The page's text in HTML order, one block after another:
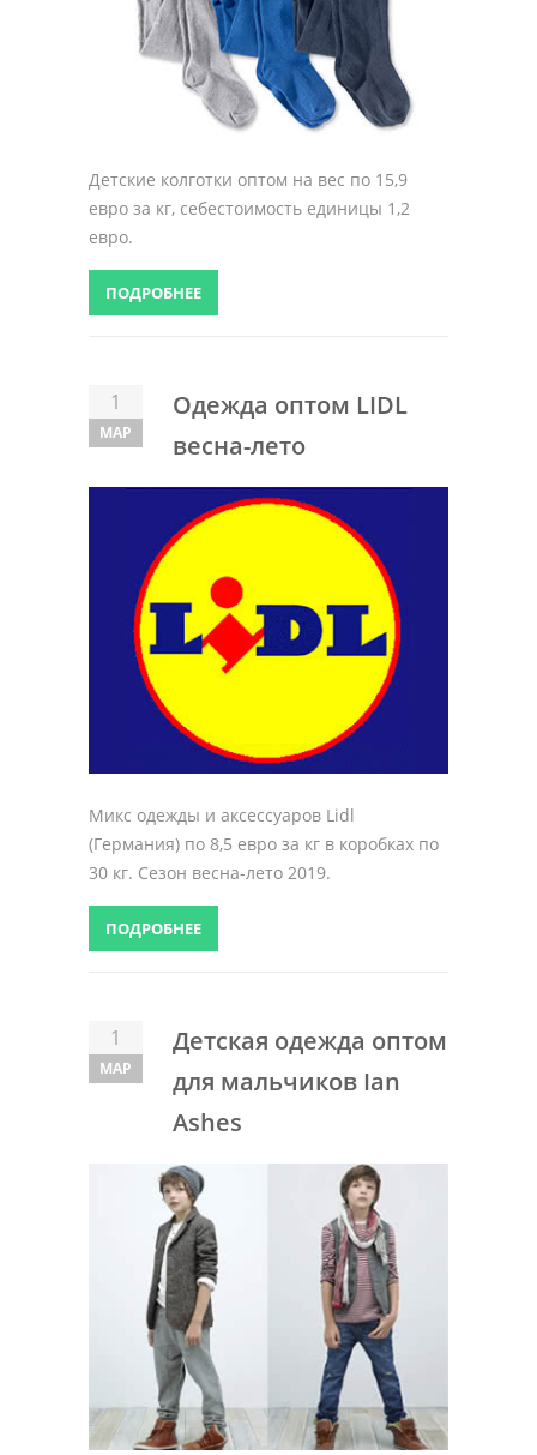
Детские колготки оптом на вес по 15,9
евро за кг, себестоимость единицы 1,2
евро.
ПОДРОБНЕЕ
1
МАР
Одежда оптом LIDL
весна-лето
Микс одежды и аксессуаров Lidl
(Германия) по 8,5 евро за кг в коробках по
30 кг. Сезон весна-лето 2019.
ПОДРОБНЕЕ
1
МАР
Детская одежда оптом
для мальчиков Ian
Ashes